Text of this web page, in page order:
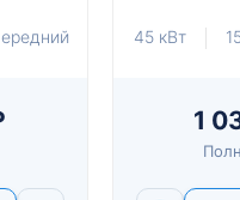
45 кВт
1